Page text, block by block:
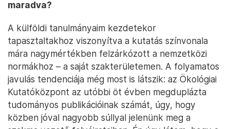
emellett rengeteget ingáztam külföldi munkahelyem
és Magyarország között. Ez utóbbiban el lehet
fáradni, de az igazi kihívást az jelentette, hogy
előállt egy pályázati lehetőség az Ökológiai és
Botanikai Intézet intézetigazgatói pozíciójára. Úgy
éreztem, hogy külföldön szerzett tapasztalataimat
tudom majd hasznosítani egy intézet vezetése
során.
Milyen a magyar kutatói hálózat a